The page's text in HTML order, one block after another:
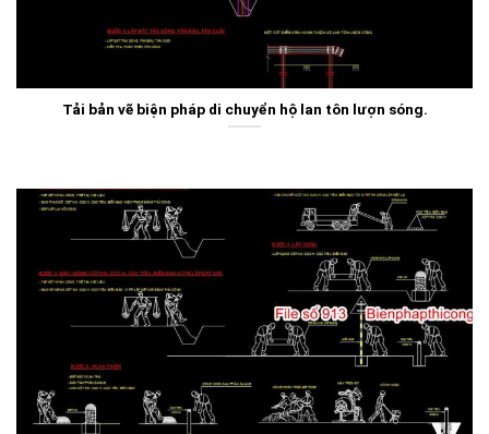
Tải bản vẽ biện pháp di chuyển hộ lan tôn lượn sóng.